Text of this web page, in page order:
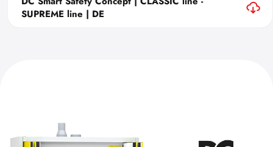
SUPREME line | DE